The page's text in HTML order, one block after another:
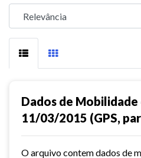
Dados de Mobilidade
11/03/2015 (GPS,